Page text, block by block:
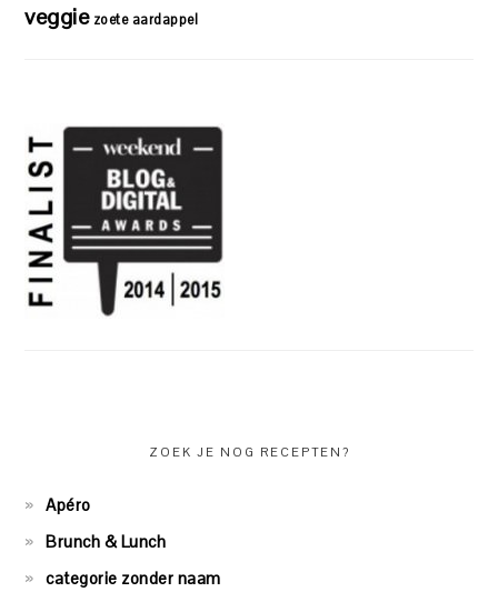
veggie zoete aardappel
ZOEK JE NOG RECEPTEN?
Apéro
Brunch & Lunch
categorie zonder naam